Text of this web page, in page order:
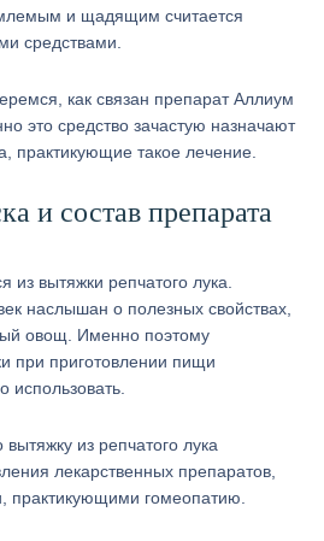
и щадящим считается
средствами.
как связан препарат Аллиум
это средство зачастую назначают
практикующие такое лечение.
и состав препарата
из вытяжки репчатого лука.
наслышан о полезных свойствах,
овощ. Именно поэтому
при приготовлении пищи
использовать.
из репчатого лука
лекарственных препаратов,
практикующими гомеопатию.